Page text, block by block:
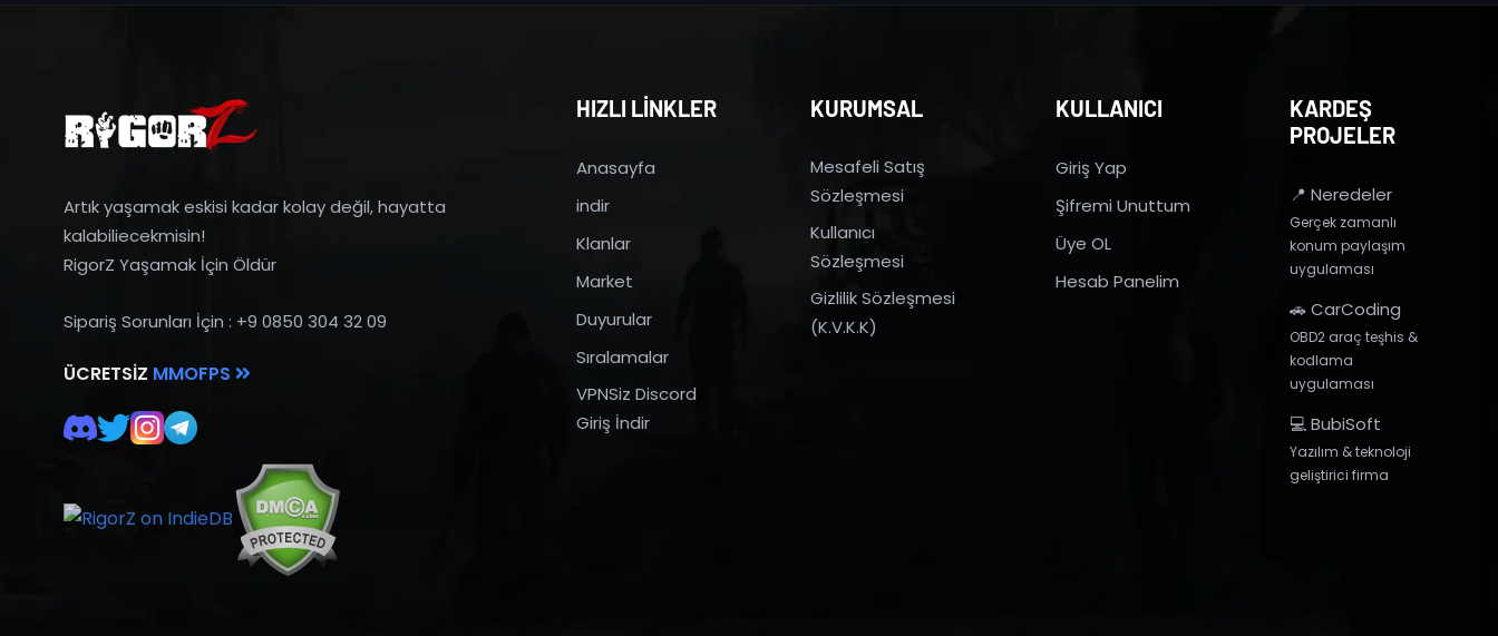
Artık yaşamak eskisi kadar kolay değil, hayatta
kalabiliecekmisin!
RigorZ Yaşamak İçin Öldür
Sipariş Sorunları İçin : +9 0850 304 32 09
ÜCRETSIZ MMOFPS
HIZLI LİNKLER
Anasayfa
indir
Klanlar
Market
Duyurular
Sıralamalar
VPNSiz Discord
Giriş İndir
KURUMSAL
Mesafeli Satış
Sözleşmesi
Kullanıcı
Sözleşmesi
Gizlilik Sözleşmesi
(K.V.K.K)
KULLANICI
Giriş Yap
Şifremi Unuttum
Üye OL
Hesab Panelim
KARDEŞ
PROJELER
📍 Neredeler
Gerçek zamanlı
konum paylaşım
uygulaması
🚗 CarCoding
OBD2 araç teşhis &
kodlama
uygulaması
💻 BubiSoft
Yazılım & teknoloji
geliştirici firma